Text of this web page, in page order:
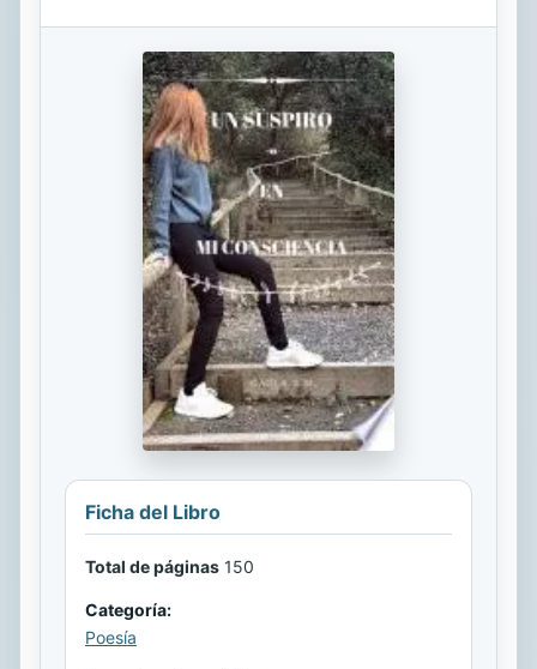
Ficha del Libro
Total de páginas 150
Categoría:
Poesía